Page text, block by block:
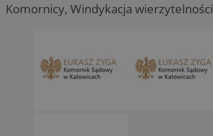
Komornicy, Windykacja wierzytelności